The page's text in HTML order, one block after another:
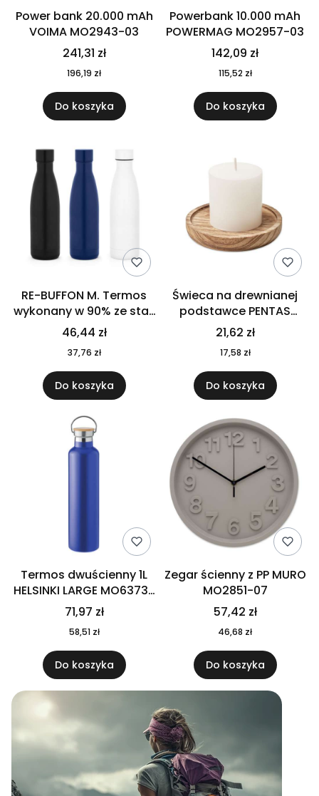
Power bank 20.000 mAh
VOIMA MO2943-03
241,31 zł
196,19 zł
Do koszyka
Powerbank 10.000 mAh
POWERMAG MO2957-03
142,09 zł
115,52 zł
Do koszyka
RE-BUFFON M. Termos
wykonany w 90% ze stali
nierdzewnej
pochodzącej z
recyklingu 520 ml 94294
46,44 zł
37,76 zł
Do koszyka
Świeca na drewnianej
podstawce PENTAS
MO6282-40
21,62 zł
17,58 zł
Do koszyka
Termos dwuścienny 1L
HELSINKI LARGE MO6373-
04
71,97 zł
58,51 zł
Do koszyka
Zegar ścienny z PP MURO
MO2851-07
57,42 zł
46,68 zł
Do koszyka